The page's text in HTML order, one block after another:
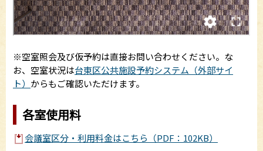
※空室照会及び仮予約は直接お問い合わせください。な
お、空室状況は台東区公共施設予約システム（外部サイ
ト） からもご確認いただけます。
各室使用料
会議室区分・利用料金はこちら（PDF：102KB）